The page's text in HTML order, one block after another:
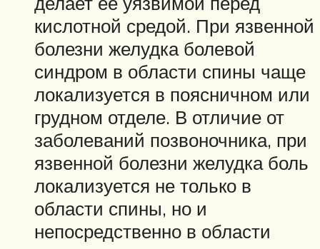
кислотной средой. При язвенной
болезни желудка болевой
синдром в области спины чаще
локализуется в поясничном или
грудном отделе. В отличие от
заболеваний позвоночника, при
язвенной болезни желудка боль
локализуется не только в
области спины, но и
непосредственно в области